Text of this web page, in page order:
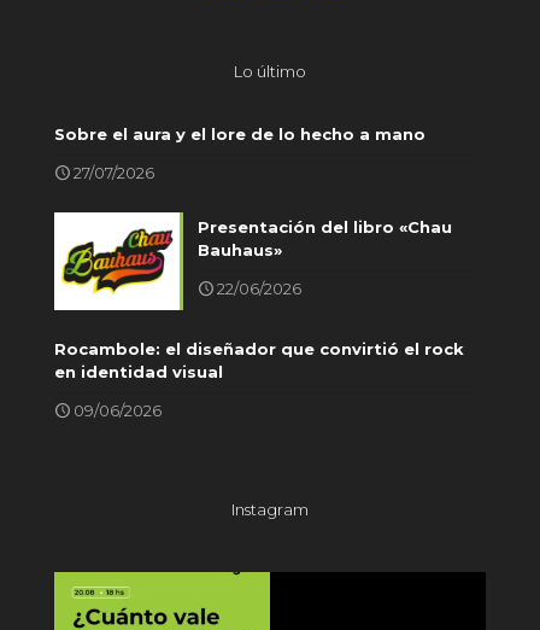
Lo último
Sobre el aura y el lore de lo hecho a mano
27/07/2026
Presentación del libro «Chau
Bauhaus»
22/06/2026
Rocambole: el diseñador que convirtió el rock
en identidad visual
09/06/2026
Instagram